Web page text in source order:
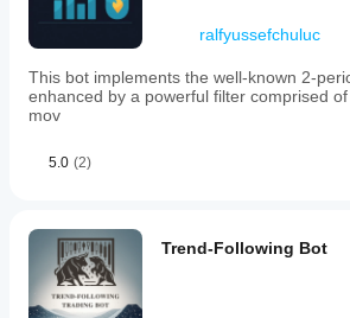
ralfyussefchuluc
This bot implements the well-known 2-
enhanced by a powerful filter comprised
mov
5.0 (2)
Trend-Following Bot